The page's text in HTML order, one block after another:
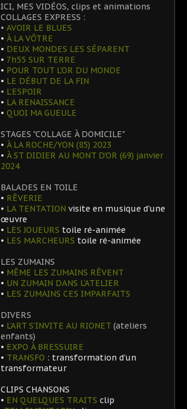
ICI, MES VIDÉOS, clips et animations
COLLAGES EXPRESS :
• AVOIR LE BLUES
• À LA VÔTRE
• DEUX MONDES LES SÉPARENT
• 7h55 SUR TERRE
• POUR TOUT L'OR DU MONDE
• LE DÉBUT DE LA FIN
• L'ESPOIR
• LA RENAISSANCE
• QUOI MA GUEULE
STAGES "COLLAGE À DOMICILE"
• À LA ROCHE/YON (85) 2023
• À ST DIDIER AU MONT D'OR (69) janvier
2024
BALADES EN TOILE
• RÊVERIE
• LA TENTATION visite en musique d'une
œuvre
• LES JOUEURS toile ré-animée
• LES MARCHEURS toile ré-animée
LES ZUMAINS
• MÊME LES ZUMAINS RÊVENT
• UN ZUMAIN DANS L'ATELIER
• LES ZUMAINS CES IMPARFAITS
DIVERS
• L'ART S'INVITE AU RIONET (ateliers
enfants)
• EXPO À BRESSUIRE
• TRANSFO : transformation d'un
transformateur
CLIPS CHANSONS
• EN QUELQUES TRAITS clip